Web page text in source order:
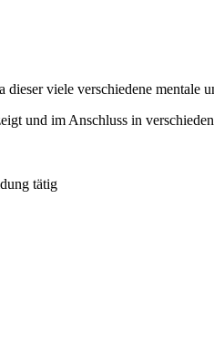
viele verschiedene mentale
und im Anschluss in
tätig